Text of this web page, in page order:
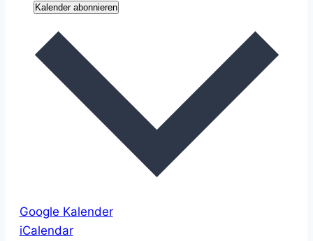
Kalender abonnieren
Google Kalender
iCalendar